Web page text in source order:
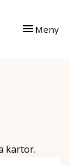
Meny
kartor.